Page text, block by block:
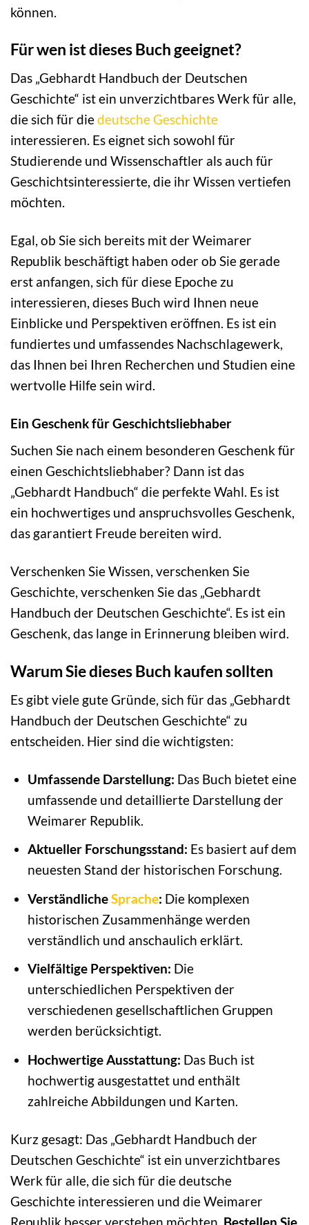
können.
Für wen ist dieses Buch geeignet?
Das „Gebhardt Handbuch der Deutschen
Geschichte“ ist ein unverzichtbares Werk für alle,
die sich für diedeutsche Geschichte
interessieren. Es eignet sich sowohl für
Studierende und Wissenschaftler als auch für
Geschichtsinteressierte, die ihr Wissen vertiefen
möchten.
Egal, ob Sie sich bereits mit der Weimarer
Republik beschäftigt haben oder ob Sie gerade
erst anfangen, sich für diese Epoche zu
interessieren, dieses Buch wird Ihnen neue
Einblicke und Perspektiven eröffnen. Es ist ein
fundiertes und umfassendes Nachschlagewerk,
das Ihnen bei Ihren Recherchen und Studien eine
wertvolle Hilfe sein wird.
Ein Geschenk für Geschichtsliebhaber
Suchen Sie nach einem besonderen Geschenk für
einen Geschichtsliebhaber? Dann ist das
„Gebhardt Handbuch“ die perfekte Wahl. Es ist
ein hochwertiges und anspruchsvolles Geschenk,
das garantiert Freude bereiten wird.
Verschenken Sie Wissen, verschenken Sie
Geschichte, verschenken Sie das „Gebhardt
Handbuch der Deutschen Geschichte“. Es ist ein
Geschenk, das lange in Erinnerung bleiben wird.
Warum Sie dieses Buch kaufen sollten
Es gibt viele gute Gründe, sich für das „Gebhardt
Handbuch der Deutschen Geschichte“ zu
entscheiden. Hier sind die wichtigsten:
Umfassende Darstellung: Das Buch bietet eine
umfassende und detaillierte Darstellung der
Weimarer Republik.
Aktueller Forschungsstand: Es basiert auf dem
neuesten Stand der historischen Forschung.
VerständlicheSprache: Die komplexen
historischen Zusammenhänge werden
verständlich und anschaulich erklärt.
Vielfältige Perspektiven: Die
unterschiedlichen Perspektiven der
verschiedenen gesellschaftlichen Gruppen
werden berücksichtigt.
Hochwertige Ausstattung: Das Buch ist
hochwertig ausgestattet und enthält
zahlreiche Abbildungen und Karten.
Kurz gesagt: Das „Gebhardt Handbuch der
Deutschen Geschichte“ ist ein unverzichtbares
Werk für alle, die sich für die deutsche
Geschichte interessieren und die Weimarer
Republik besser verstehen möchten. Bestellen Sie